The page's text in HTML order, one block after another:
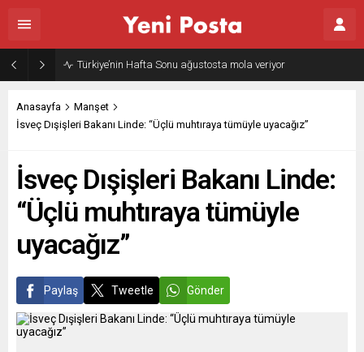
Anasayfa
Manşet
İsveç Dışişleri Bakanı Linde: “Üçlü muhtıraya tümüyle uyacağız”
İsveç Dışişleri Bakanı Linde:
“Üçlü muhtıraya tümüyle
uyacağız”
Paylaş Tweetle Gönder